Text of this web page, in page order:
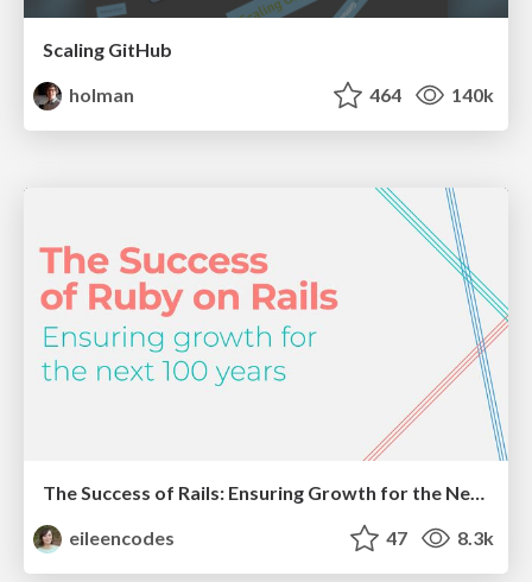
Scaling GitHub
holman
464 140k
eileencodes
47 8.3k